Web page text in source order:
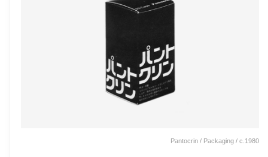
Pantocrin / Packaging / c.1980